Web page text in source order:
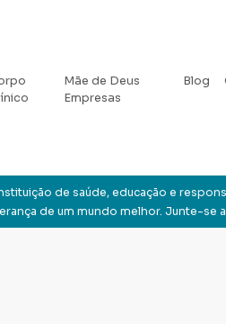
Mãe de Deus
Empresas
Blog
de saúde, educação e
de um mundo melhor. Junte-se